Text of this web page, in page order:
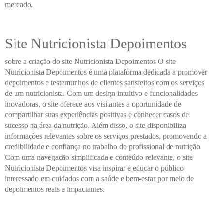
mercado.
Site Nutricionista Depoimentos
sobre a criação do site Nutricionista Depoimentos O site
Nutricionista Depoimentos é uma plataforma dedicada a promover
depoimentos e testemunhos de clientes satisfeitos com os serviços
de um nutricionista. Com um design intuitivo e funcionalidades
inovadoras, o site oferece aos visitantes a oportunidade de
compartilhar suas experiências positivas e conhecer casos de
sucesso na área da nutrição. Além disso, o site disponibiliza
informações relevantes sobre os serviços prestados, promovendo a
credibilidade e confiança no trabalho do profissional de nutrição.
Com uma navegação simplificada e conteúdo relevante, o site
Nutricionista Depoimentos visa inspirar e educar o público
interessado em cuidados com a saúde e bem-estar por meio de
depoimentos reais e impactantes.